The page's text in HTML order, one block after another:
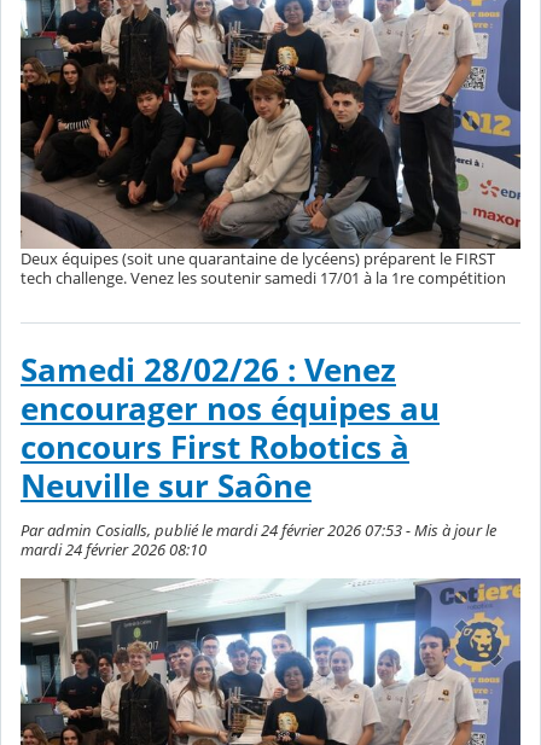
Deux équipes (soit une quarantaine de lycéens) préparent le FIRST
tech challenge. Venez les soutenir samedi 17/01 à la 1re compétition
Samedi 28/02/26 : Venez
encourager nos équipes au
concours First Robotics à
Neuville sur Saône
Par admin Cosialls, publié le mardi 24 février 2026 07:53 - Mis à jour le
mardi 24 février 2026 08:10